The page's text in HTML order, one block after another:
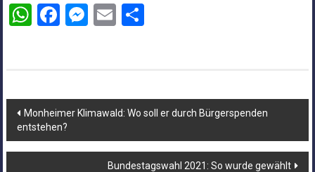
WhatsApp
Facebook
Messenger
EmailTeilen
Beitragsnavigation
Monheimer Klimawald: Wo soll er durch Bürgerspenden
entstehen?
Bundestagswahl 2021: So wurde gewählt